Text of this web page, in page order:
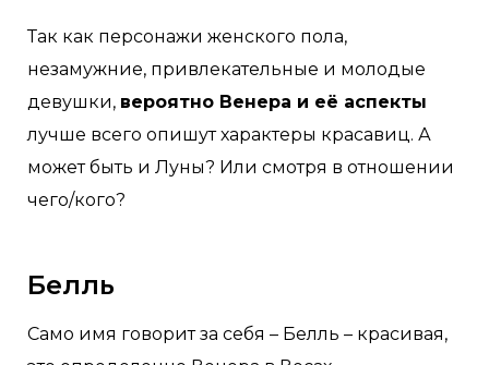
Так как персонажи женского пола,
незамужние, привлекательные и молодые
девушки, вероятно Венера и её аспекты
лучше всего опишут характеры красавиц. А
может быть и Луны? Или смотря в отношении
чего/кого?
Белль
Само имя говорит за себя – Белль – красивая,